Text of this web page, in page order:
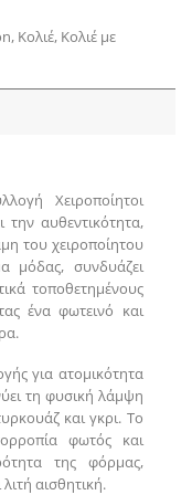
, Κολιέ, Κολιέ με
Χειροποίητοι
την αυθεντικότητα,
του χειροποίητου
μόδας, συνδυάζει
τοποθετημένους
ένα φωτεινό και
για ατομικότητα
τη φυσική λάμψη
και γκρι. Το
φωτός και
της φόρμας,
αισθητική.